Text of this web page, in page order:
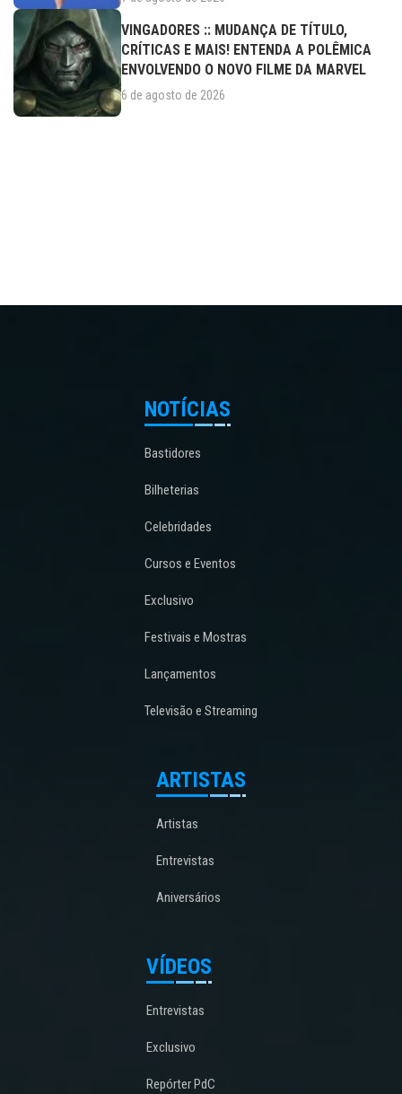
VINGADORES :: MUDANÇA DE TÍTULO,
CRÍTICAS E MAIS! ENTENDA A POLÊMICA
ENVOLVENDO O NOVO FILME DA MARVEL
6 de agosto de 2026
NOTÍCIAS
Bastidores
Bilheterias
Celebridades
Cursos e Eventos
Exclusivo
Festivais e Mostras
Lançamentos
Televisão e Streaming
ARTISTAS
Artistas
Entrevistas
Aniversários
VÍDEOS
Entrevistas
Exclusivo
Repórter PdC